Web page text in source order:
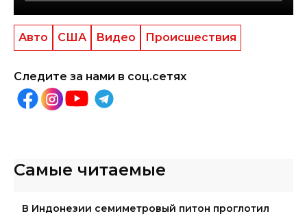
Авто США Видео Происшествия
Следите за нами в соц.сетях
Самые читаемые
В Индонезии семиметровый питон проглотил